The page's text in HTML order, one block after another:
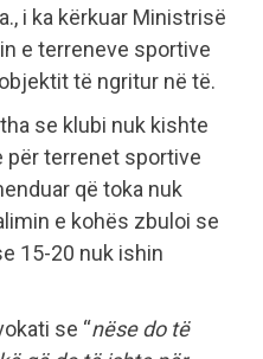
i ka kërkuar Ministrisë
e terreneve sportive
të ngritur në të.
se klubi nuk kishte
për terrenet sportive
që toka nuk
e kohës zbuloi se
15-20 nuk ishin
se “nëse do të